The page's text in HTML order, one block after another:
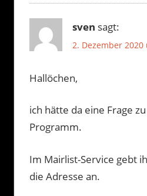
sven sagt:
2. Dezember
Hallöchen,
ich hätte da eine Frage
Programm.
Im Mairlist-Service gebt
die Adresse an.